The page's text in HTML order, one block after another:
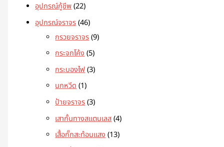
อุปกรณ์กู้ชีพ 22
อุปกรณ์จราจร 46
กรวยจราจร 9
กระจกโค้ง 5
กระบองไฟ 3
นกหวีด 1
ป้ายจราจร 3
เสากั้นทางสแตนเลส 4
เสื้อกั๊กสะท้อนแสง 13